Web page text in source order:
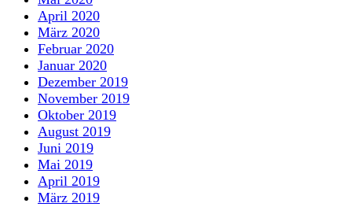
April 2020
März 2020
Februar 2020
Januar 2020
Dezember 2019
November 2019
Oktober 2019
August 2019
Juni 2019
Mai 2019
April 2019
März 2019